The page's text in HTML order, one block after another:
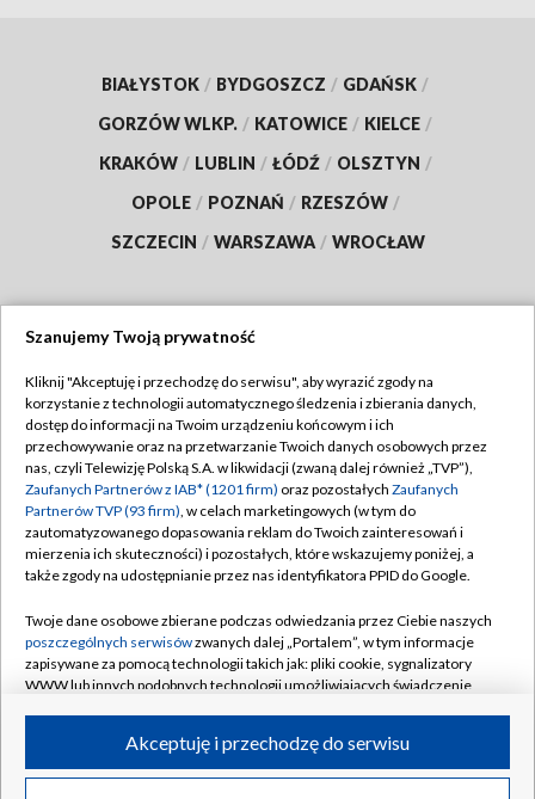
BIAŁYSTOK / BYDGOSZCZ / GDAŃSK /
GORZÓW WLKP. / KATOWICE / KIELCE /
KRAKÓW / LUBLIN / ŁÓDŹ / OLSZTYN /
OPOLE / POZNAŃ / RZESZÓW /
SZCZECIN / WARSZAWA / WROCŁAW
TVP
Abonament TVP
Emisja w TVP
Centrum informacji TVP
Naziemna Telewizja Cyfrowa
Rada Programowa
System NOS
Informacje o nadawcy
Program dla prasy
Regulamin TVP
Polityka prywatności
Moje zgody
Pomoc
Kontakt
Kanały
©2026 Telewizja Polska S.A. w likwidacji
Szanujemy Twoją prywatność
Kliknij "Akceptuję i przechodzę do serwisu", aby wyrazić zgody na
korzystanie z technologii automatycznego śledzenia i zbierania danych,
dostęp do informacji na Twoim urządzeniu końcowym i ich
przechowywanie oraz na przetwarzanie Twoich danych osobowych przez
nas, czyli Telewizję Polską S.A. w likwidacji (zwaną dalej również „TVP”),
Zaufanych Partnerów z IAB* (1201 firm) oraz pozostałych Zaufanych
Partnerów TVP (93 firm), w celach marketingowych (w tym do
zautomatyzowanego dopasowania reklam do Twoich zainteresowań i
mierzenia ich skuteczności) i pozostałych, które wskazujemy poniżej, a
także zgody na udostępnianie przez nas identyfikatora PPID do Google.
Twoje dane osobowe zbierane podczas odwiedzania przez Ciebie naszych
poszczególnych serwisówzwanych dalej „Portalem”, w tym informacje
zapisywane za pomocą technologii takich jak: pliki cookie, sygnalizatory
WWW lub innych podobnych technologii umożliwiających świadczenie
ruchu w Internecie.Akceptuję i przechodzę do serwisu